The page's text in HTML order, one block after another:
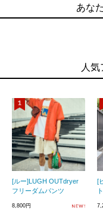
あな
人
[ルー]LUGH OUTdryer
フリーダムパンツ
8,800円
[